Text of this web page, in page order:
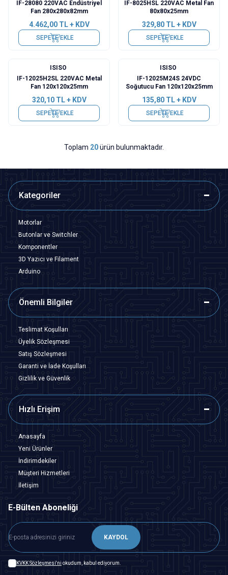
IF-28080 220VAC Endüstriyel
Fan 280x280x82mm
4.462,00TL + KDV
SEPETE EKLE
IF-8025HSL 220VAC Metal Fan
80x80x25mm
329,80TL + KDV
SEPETE EKLE
ISISO
IF-12025H2SL 220VAC Metal
Fan 120x120x25mm
320,10TL + KDV
SEPETE EKLE
ISISO
IF-12025M24S 24VDC
Soğutucu Fan 120x120x25mm
135,80TL + KDV
SEPETE EKLE
Toplam 20ürün bulunmaktadır.
Kategoriler
Motorlar
Butonlar ve Switchler
Komponentler
3D Yazıcı ve Filament
Arduino
Önemli Bilgiler
Teslimat Koşulları
Üyelik Sözleşmesi
Satış Sözleşmesi
Garanti ve İade Koşulları
Gizlilik ve Güvenlik
Hızlı Erişim
Anasayfa
Yeni Ürünler
İndirimdekiler
Müşteri Hizmetleri
İletişim
E-Bülten Aboneliği
KAYDOL
KVKK Sözleşmesi'ni okudum, kabul ediyorum.